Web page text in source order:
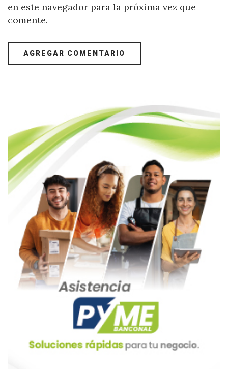
en este navegador para la próxima vez que
comente.